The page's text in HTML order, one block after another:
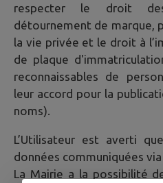
respecter le droit
détournement de marque,
la vie privée et le droit à
de plaque
reconnaissables de
leur accord pour la
noms).
L’Utilisateur est averti
données communiquées
La Mairie a la possibilité